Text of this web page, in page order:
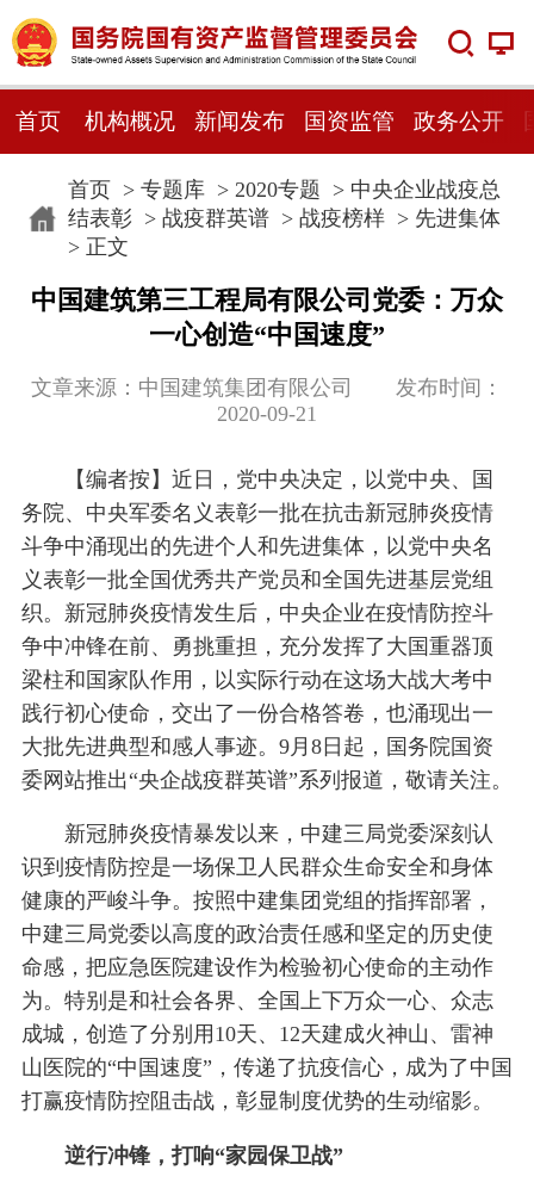
首页 机构概况 新闻发布 国资监管 政务公开
首页> 专题库> 2020专题 > 中央企业战疫总
结表彰 > 战疫群英谱> 战疫榜样> 先进集体
> 正文
中国建筑第三工程局有限公司党委：万众
一心创造“中国速度”
文章来源：中国建筑集团有限公司 发布时间：
2020-09-21
【编者按】近日，党中央决定，以党中央、国
务院、中央军委名义表彰一批在抗击新冠肺炎疫情
斗争中涌现出的先进个人和先进集体，以党中央名
义表彰一批全国优秀共产党员和全国先进基层党组
织。新冠肺炎疫情发生后，中央企业在疫情防控斗
争中冲锋在前、勇挑重担，充分发挥了大国重器顶
梁柱和国家队作用，以实际行动在这场大战大考中
践行初心使命，交出了一份合格答卷，也涌现出一
大批先进典型和感人事迹。9月8日起，国务院国资
委网站推出“央企战疫群英谱”系列报道，敬请关注。
新冠肺炎疫情暴发以来，中建三局党委深刻认
识到疫情防控是一场保卫人民群众生命安全和身体
健康的严峻斗争。按照中建集团党组的指挥部署，
中建三局党委以高度的政治责任感和坚定的历史使
命感，把应急医院建设作为检验初心使命的主动作
为。特别是和社会各界、全国上下万众一心、众志
成城，创造了分别用10天、12天建成火神山、雷神
山医院的“中国速度”，传递了抗疫信心，成为了中国
打赢疫情防控阻击战，彰显制度优势的生动缩影。
逆行冲锋，打响“家园保卫战”